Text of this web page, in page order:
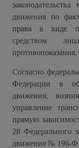
движения по
права в виде
средством
противопоказания.
Согласно
Федерации в
движения,
управление
прямую
28 Федерального
движения № 196-